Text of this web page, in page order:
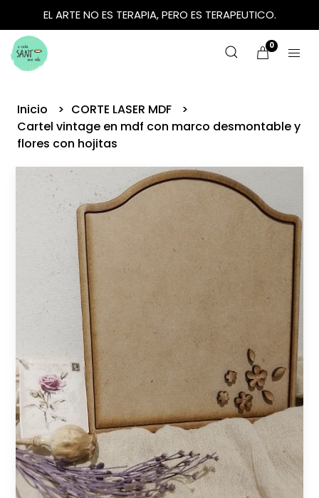
EL ARTE NO ES TERAPIA, PERO ES TERAPEUTICO.
0
Inicio
CORTE LASER MDF
Cartel vintage en mdf con marco desmontable y
flores con hojitas